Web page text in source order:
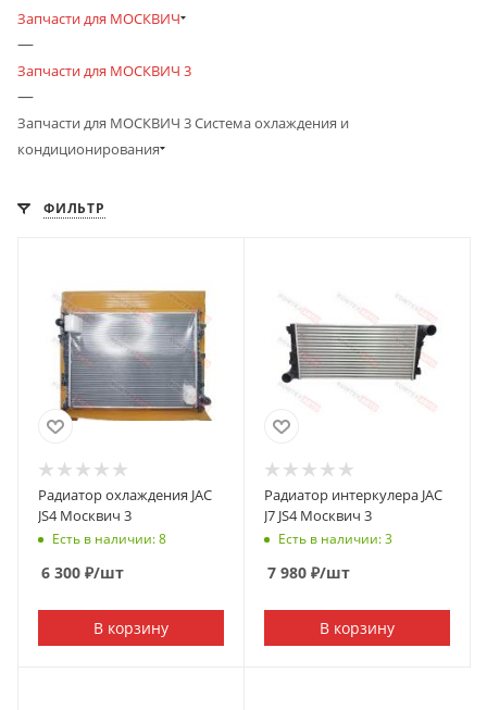
Запчасти для МОСКВИЧ
—
Запчасти для МОСКВИЧ 3
—
Запчасти для МОСКВИЧ 3 Система охлаждения и
кондиционирования
ФИЛЬТР
Радиатор охлаждения JAC
JS4 Москвич 3
Есть в наличии: 8
6 300 ₽/шт
В корзину
Радиатор интеркулера JAC
J7 JS4 Москвич 3
Есть в наличии: 3
7 980 ₽/шт
В корзину